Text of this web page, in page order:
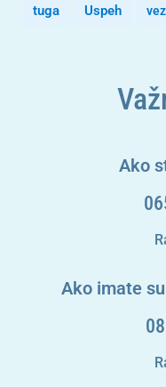
tuga Uspeh
Ako
Ako imate